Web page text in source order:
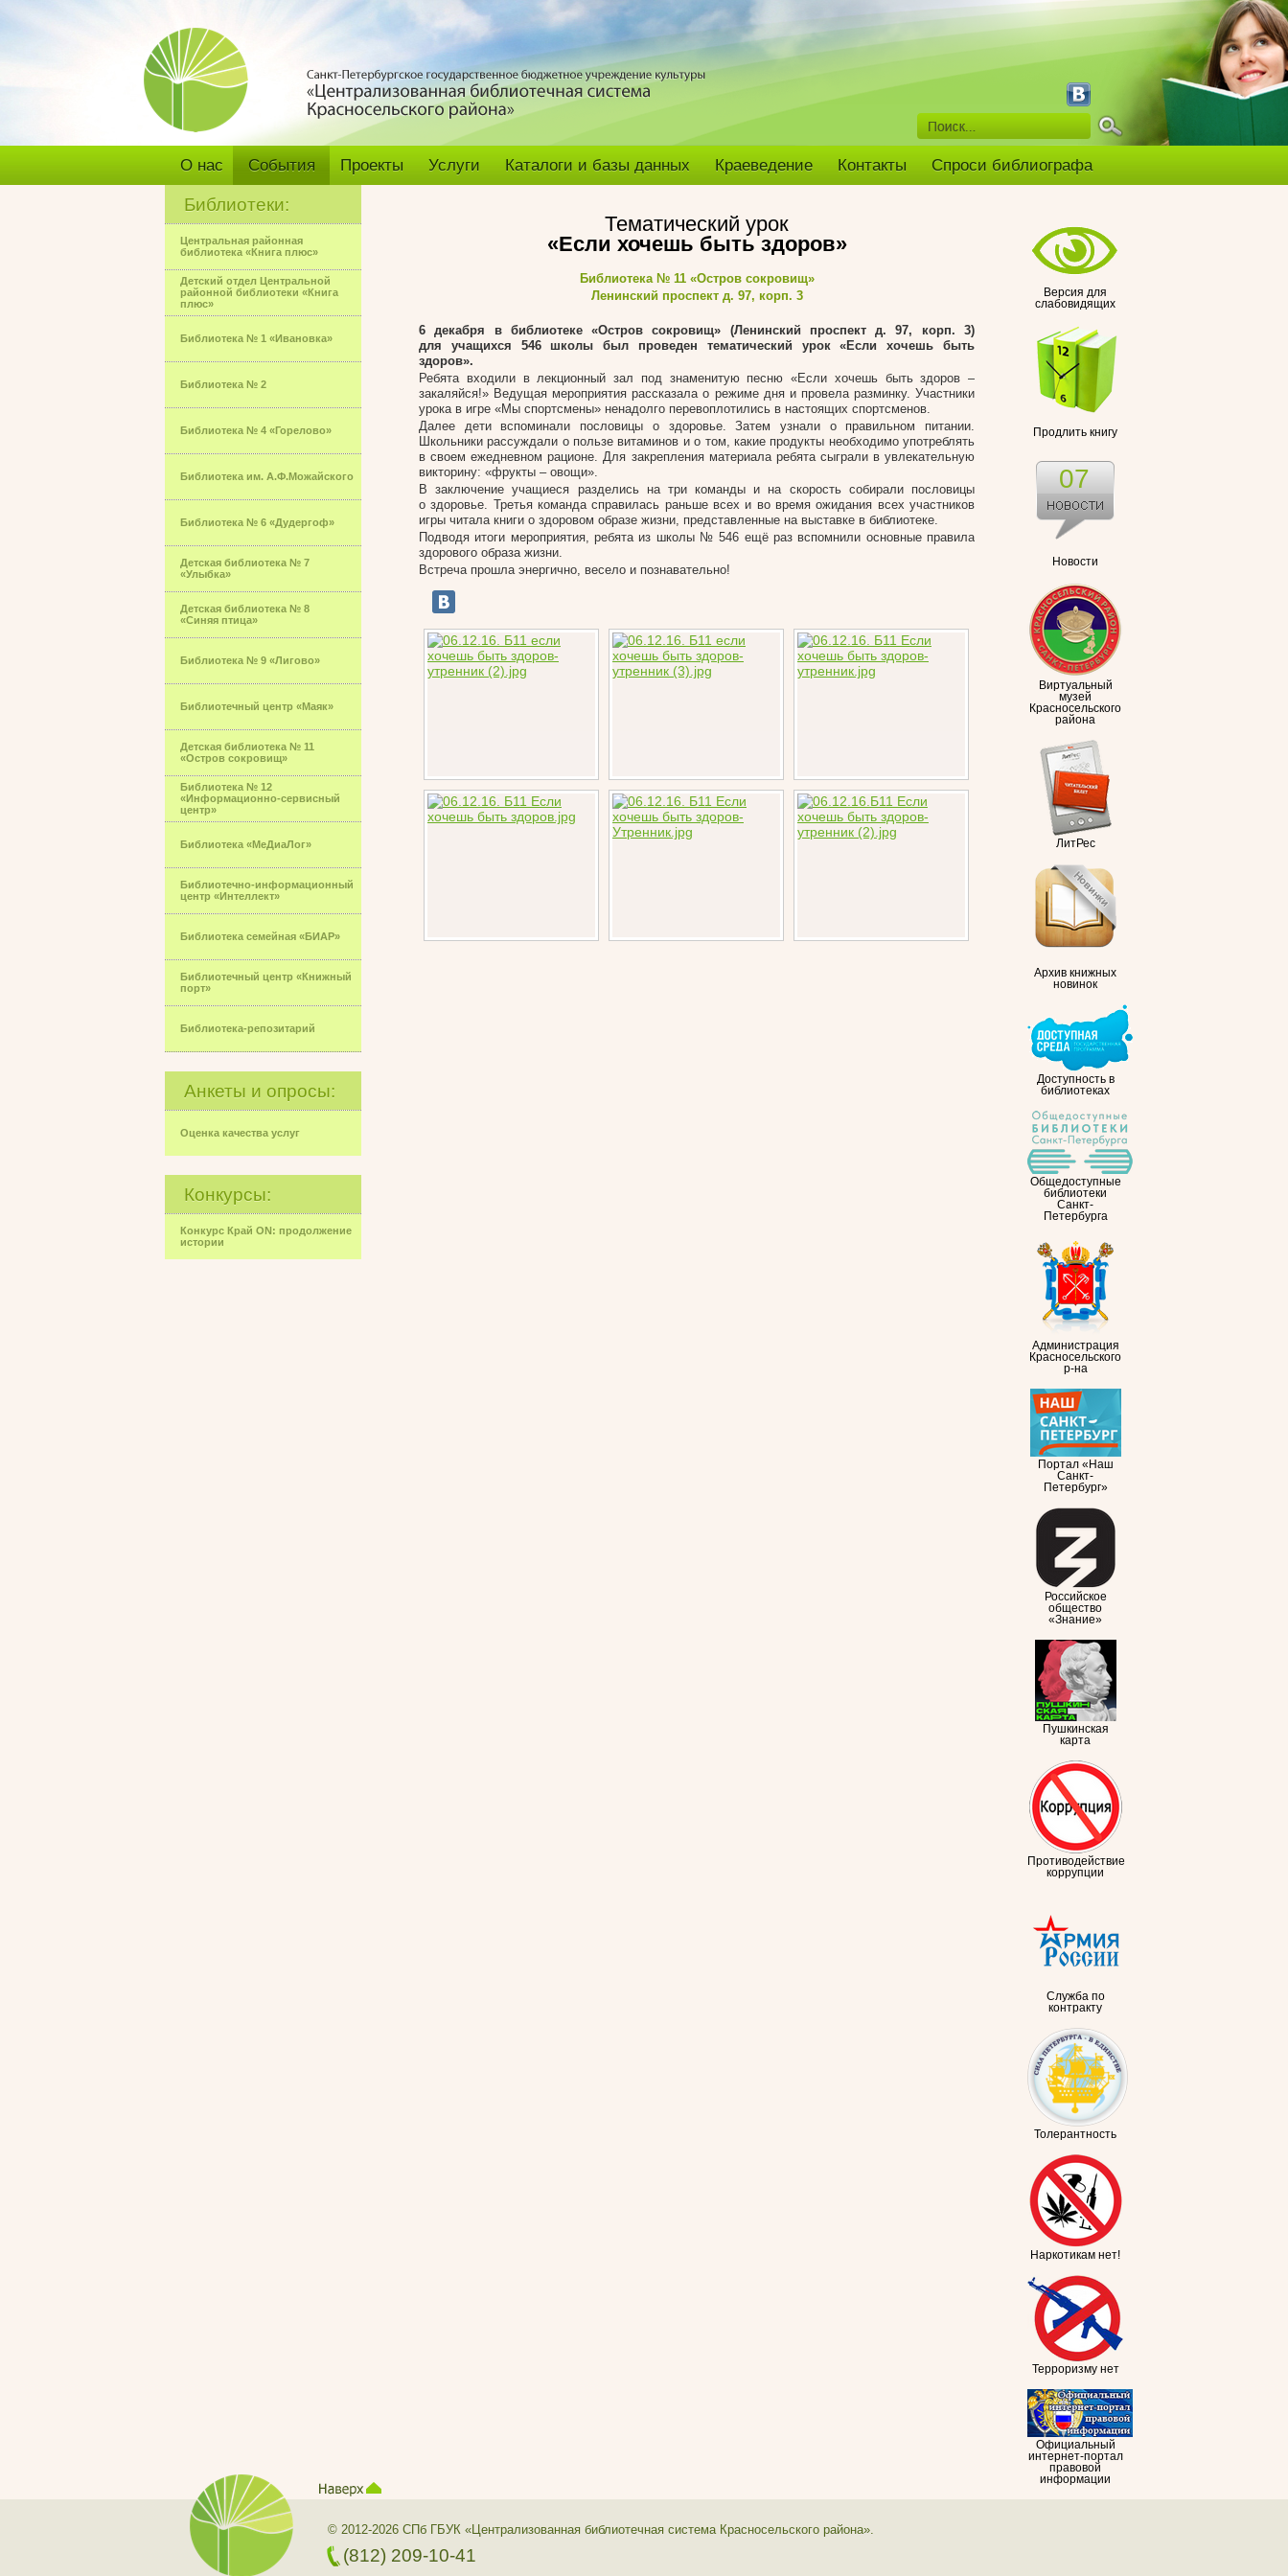
О нас События Проекты Услуги Каталоги и базы данных Краеведение Контакты Спроси библиографа
Библиотеки:
Центральная районная
библиотека «Книга плюс»
Детский отдел Центральной
районной библиотеки «Книга
плюс»
Библиотека № 1 «Ивановка»
Библиотека № 2
Библиотека № 4 «Горелово»
Библиотека им. А.Ф.Можайского
Библиотека № 6 «Дудергоф»
Детская библиотека № 7
«Улыбка»
Детская библиотека № 8
«Синяя птица»
Библиотека № 9 «Лигово»
Библиотечный центр «Маяк»
Детская библиотека № 11
«Остров сокровищ»
Библиотека № 12
«Информационно-сервисный
центр»
Библиотека «МеДиаЛог»
Библиотечно-информационный
центр «Интеллект»
Библиотека семейная «БИАР»
Библиотечный центр «Книжный
порт»
Библиотека-репозитарий
Анкеты и опросы:
Оценка качества услуг
Конкурсы:
Конкурс Край ON: продолжение
истории
Версия для
слабовидящих
Продлить книгу
Новости
07
Виртуальный
музей
Красносельского
района
ЛитРес
Архив книжных
новинок
Доступность в
библиотеках
Общедоступные
библиотеки
Санкт-
Петербурга
Администрация
Красносельского
р-на
Портал «Наш
Санкт-
Петербург»
Российское
общество
«Знание»
Пушкинская
карта
Противодействие
коррупции
Служба по
контракту
Толерантность
Наркотикам нет!
Терроризму нет
Официальный
интернет-портал
правовой
информации
Тематический урок
«Если хочешь быть здоров»
Библиотека № 11 «Остров сокровищ»
Ленинский проспект д. 97, корп. 3
6 декабря в библиотеке «Остров сокровищ» (Ленинский проспект д. 97, корп. 3)
для учащихся 546 школы был проведен тематический урок «Если хочешь быть
здоров».
Ребята входили в лекционный зал под знаменитую песню «Если хочешь быть здоров –
закаляйся!» Ведущая мероприятия рассказала о режиме дня и провела разминку. Участники
урока в игре «Мы спортсмены» ненадолго перевоплотились в настоящих спортсменов.
Далее дети вспоминали пословицы о здоровье. Затем узнали о правильном питании.
Школьники рассуждали о пользе витаминов и о том, какие продукты необходимо употреблять
в своем ежедневном рационе. Для закрепления материала ребята сыграли в увлекательную
викторину: «фрукты – овощи».
В заключение учащиеся разделись на три команды и на скорость собирали пословицы
о здоровье. Третья команда справилась раньше всех и во время ожидания всех участников
игры читала книги о здоровом образе жизни, представленные на выставке в библиотеке.
Подводя итоги мероприятия, ребята из школы № 546 ещё раз вспомнили основные правила
здорового образа жизни.
Встреча прошла энергично, весело и познавательно!
© 2012-2026 СПб ГБУК «Централизованная библиотечная система Красносельского района».
(812) 209-10-41